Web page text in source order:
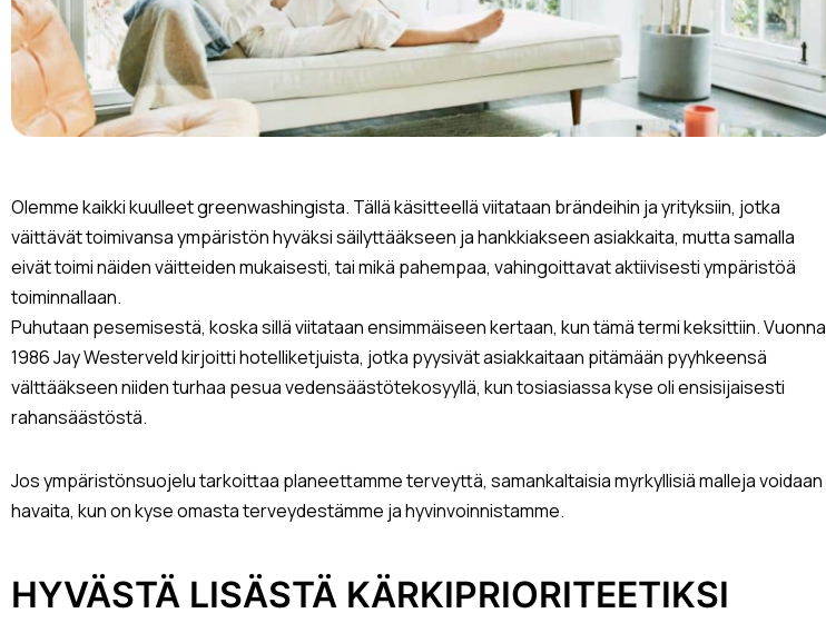
Olemme kaikki kuulleet greenwashingista. Tällä käsitteellä viitataan brändeihin ja yrityksiin, jotka
väittävät toimivansa ympäristön hyväksi säilyttääkseen ja hankkiakseen asiakkaita, mutta samalla
eivät toimi näiden väitteiden mukaisesti, tai mikä pahempaa, vahingoittavat aktiivisesti ympäristöä
toiminnallaan.
Puhutaan pesemisestä, koska sillä viitataan ensimmäiseen kertaan, kun tämä termi keksittiin. Vuonna
1986 Jay Westerveld kirjoitti hotelliketjuista, jotka pyysivät asiakkaitaan pitämään pyyhkeensä
välttääkseen niiden turhaa pesua vedensäästötekosyyllä, kun tosiasiassa kyse oli ensisijaisesti
rahansäästöstä.
Jos ympäristönsuojelu tarkoittaa planeettamme terveyttä, samankaltaisia myrkyllisiä malleja voidaan
havaita, kun on kyse omasta terveydestämme ja hyvinvoinnistamme.
HYVÄSTÄ LISÄSTÄ KÄRKIPRIORITEETIKSI